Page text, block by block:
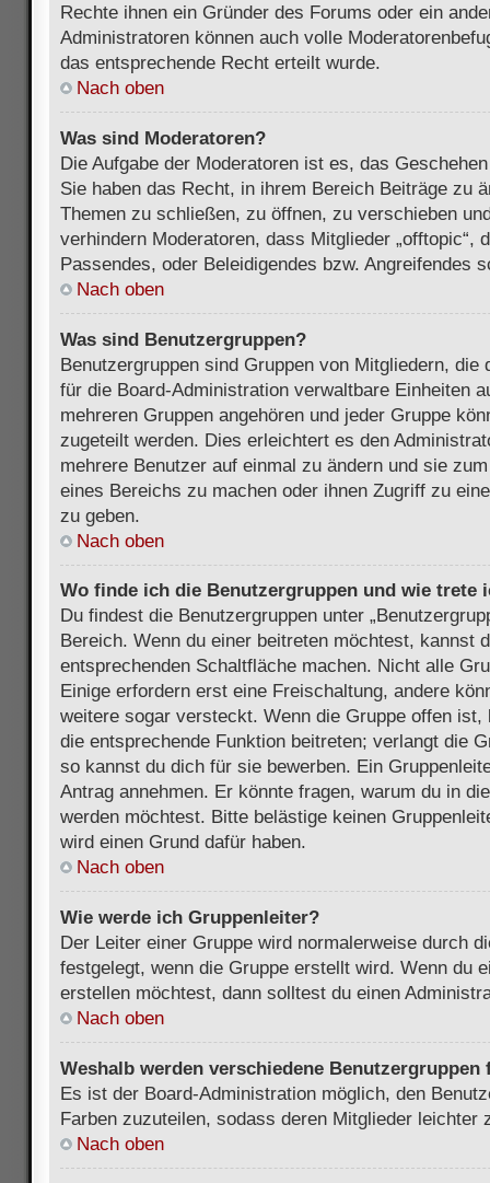
Rechte ihnen ein Gründer des Forums oder ein
Administratoren können auch volle
das entsprechende Recht erteilt wurde.
Nach oben
Was sind Moderatoren?
Die Aufgabe der Moderatoren ist es, das
Sie haben das Recht, in ihrem Bereich Beiträge zu
Themen zu schließen, zu öffnen, zu verschieben
verhindern Moderatoren, dass Mitglieder „offtopic“,
Passendes, oder Beleidigendes bzw. Angreifendes
Nach oben
Was sind Benutzergruppen?
Benutzergruppen sind Gruppen von Mitgliedern, die
für die Board-Administration verwaltbare Einheiten
mehreren Gruppen angehören und jeder Gruppe
zugeteilt werden. Dies erleichtert es den
mehrere Benutzer auf einmal zu ändern und sie
eines Bereichs zu machen oder ihnen Zugriff zu
zu geben.
Nach oben
Wo finde ich die Benutzergruppen und wie trete
Du findest die Benutzergruppen unter
Bereich. Wenn du einer beitreten möchtest, kannst
entsprechenden Schaltfläche machen. Nicht alle
Einige erfordern erst eine Freischaltung, andere
weitere sogar versteckt. Wenn die Gruppe offen
die entsprechende Funktion beitreten; verlangt die
so kannst du dich für sie bewerben. Ein
Antrag annehmen. Er könnte fragen, warum du in
werden möchtest. Bitte belästige keinen
wird einen Grund dafür haben.
Nach oben
Wie werde ich Gruppenleiter?
Der Leiter einer Gruppe wird normalerweise durch
festgelegt, wenn die Gruppe erstellt wird. Wenn du
erstellen möchtest, dann solltest du einen
Nach oben
Weshalb werden verschiedene
Es ist der Board-Administration möglich, den
Farben zuzuteilen, sodass deren Mitglieder leichter
Nach oben